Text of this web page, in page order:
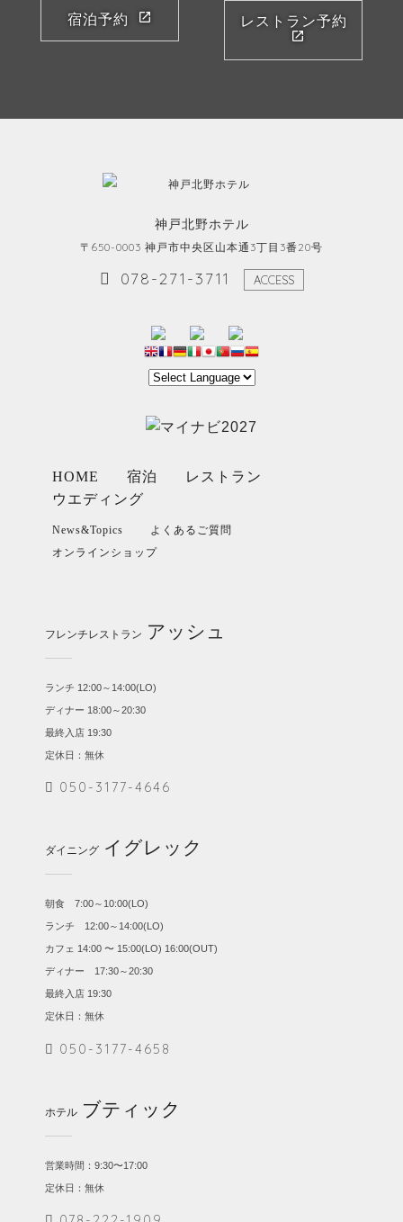
宿泊予約 レストラン予約
神戸北野ホテル
〒650-0003 神戸市中央区山本通3丁目3番20号
078-271-3711 ACCESS
HOME 宿泊
レストラン
ウエディング
News&Topics
よくあるご質問
オンラインショップ
フレンチレストラン アッシュ
ランチ 12:00～14:00(LO)
ディナー 18:00～20:30
最終入店 19:30
定休日：無休
050-3177-4646
ダイニング イグレック
朝食 7:00～10:00(LO)
ランチ 12:00～14:00(LO)
カフェ 14:00 〜 15:00(LO) 16:00(OUT)
ディナー 17:30～20:30
最終入店 19:30
定休日：無休
050-3177-4658
ホテル ブティック
営業時間：9:30〜17:00
定休日：無休